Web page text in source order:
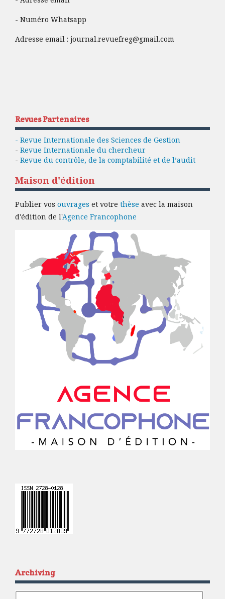
- Numéro Whatsapp
Adresse email : journal.revuefreg@gmail.com
Revues Partenaires
- Revue Internationale des Sciences de Gestion
- Revue Internationale du chercheur
- Revue du contrôle, de la comptabilité et de l’audit
Maison d'édition
Publier vos ouvrages et votre thèse avec la maison
d'édition de l'Agence Francophone
Archiving